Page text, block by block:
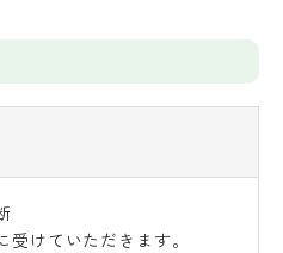
けていただきます。